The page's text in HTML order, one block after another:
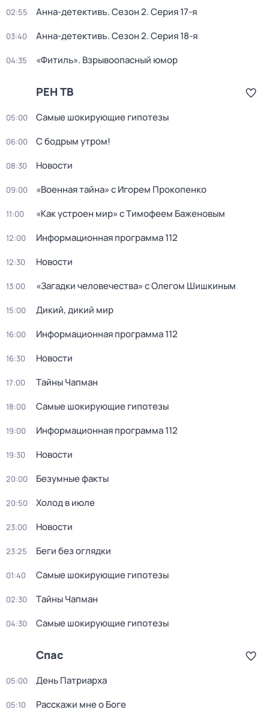
02:55 Анна-детективъ. Сезон 2. Серия 17-я
03:40 Анна-детективъ. Сезон 2. Серия 18-я
04:35 «Фитиль». Взрывоопасный юмор
РЕН ТВ
05:00 Самые шoкиpующие гипотезы
06:00 С бодрым утром!
08:30 Новости
09:00 «Военная тайна» с Игорем Прокопенко
11:00 «Как устроен мир» с Тимофеем Баженовым
12:00 Информационная программа 112
12:30 Новости
13:00 «Загадки человечества» с Олегом Шишкиным
15:00 Дикий, дикий мир
16:00 Информационная программа 112
16:30 Новости
17:00 Тaйны Чапман
18:00 Самые шoкиpующие гипотезы
19:00 Информационная программа 112
19:30 Новости
20:00 Бeзумные фaкты
20:50 Холод в июле
23:00 Новости
23:25 Беги без оглядки
01:40 Самые шoкиpующие гипотезы
02:30 Тaйны Чапман
04:30 Самые шoкиpующие гипотезы
Спас
05:00 Дeнь Патриаpха
05:10 Расскажи мне о Боге